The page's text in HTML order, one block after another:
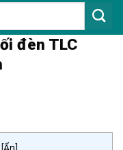
đèn TLC
[Ẩn]